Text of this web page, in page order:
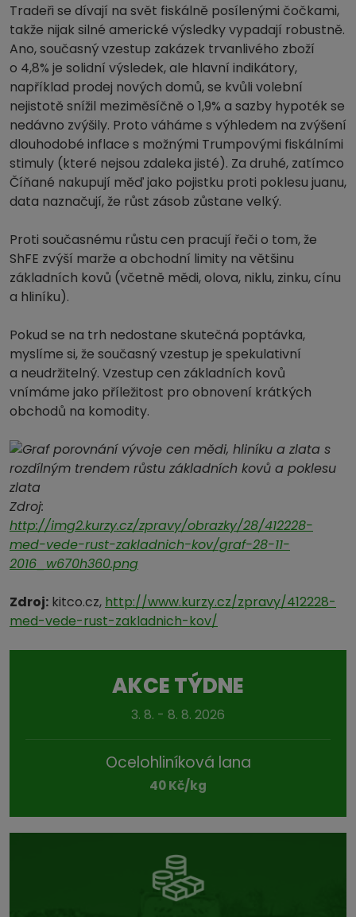
Tradeři se dívají na svět fiskálně posílenými čočkami,
takže nijak silné americké výsledky vypadají robustně.
Ano, současný vzestup zakázek trvanlivého zboží
o 4,8% je solidní výsledek, ale hlavní indikátory,
například prodej nových domů, se kvůli volební
nejistotě snížil meziměsíčně o 1,9% a sazby hypoték se
nedávno zvýšily. Proto váháme s výhledem na zvýšení
dlouhodobé inflace s možnými Trumpovými fiskálními
stimuly (které nejsou zdaleka jisté). Za druhé, zatímco
Číňané nakupují měď jako pojistku proti poklesu juanu,
data naznačují, že růst zásob zůstane velký.
Proti současnému růstu cen pracují řeči o tom, že
ShFE zvýší marže a obchodní limity na většinu
základních kovů (včetně mědi, olova, niklu, zinku, cínu
a hliníku).
Pokud se na trh nedostane skutečná poptávka,
myslíme si, že současný vzestup je spekulativní
a neudržitelný. Vzestup cen základních kovů
vnímáme jako příležitost pro obnovení krátkých
obchodů na komodity.
Zdroj:
http://img2.kurzy.cz/zpravy/obrazky/28/412228-
med-vede-rust-zakladnich-kov/graf-28-11-
2016_w670h360.png
Zdroj: kitco.cz, http://www.kurzy.cz/zpravy/412228-
med-vede-rust-zakladnich-kov/
AKCE TÝDNE
3. 8. - 8. 8. 2026
Ocelohliníková lana
40 Kč/kg